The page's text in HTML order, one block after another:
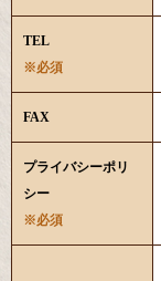
TEL
※必須
FAX
プライバシーポリ
シー
※必須